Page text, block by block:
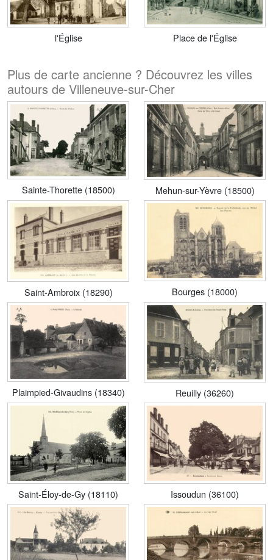
l'Église Place de l'Église
Plus de carte ancienne ? Découvrez les villes
autours de Villeneuve-sur-Cher
Sainte-Thorette (18500) Mehun-sur-Yèvre (18500)
Saint-Ambroix (18290) Bourges (18000)
Plaimpied-Givaudins (18340) Reuilly (36260)
Saint-Éloy-de-Gy (18110) Issoudun (36100)